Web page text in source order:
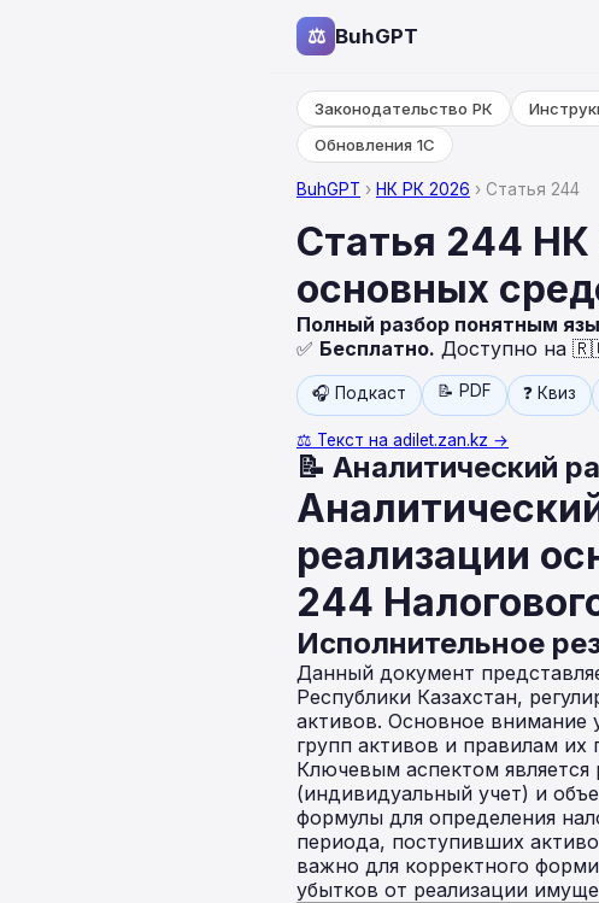
⚖ BuhGPT
Законодательство РК
Обновления 1С
BuhGPT › НК РК 2026 › Статья 244
Статья 244
основных
Полный разбор понятным
✅ Бесплатно. Доступно на
🎧 Подкаст 📝 PDF ❓ Квиз
⚖️ Текст на adilet.zan.kz →
📝 Аналитический
реализации
244
Исполнительное
Данный документ
Республики Казахстан,
активов. Основное внимание
групп активов и правилам их
Ключевым аспектом является
(индивидуальный учет) и
формулы для определения
периода, поступивших
важно для корректного
убытков от реализации